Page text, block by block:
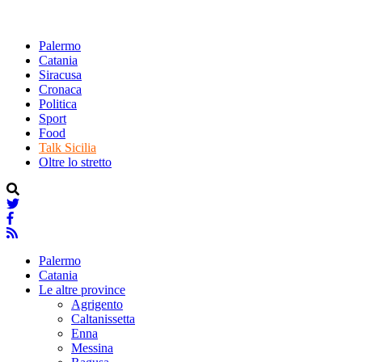
Palermo
Catania
Siracusa
Cronaca
Politica
Sport
Food
Talk Sicilia
Oltre lo stretto
Palermo
Catania
Le altre province
Agrigento
Caltanissetta
Enna
Messina